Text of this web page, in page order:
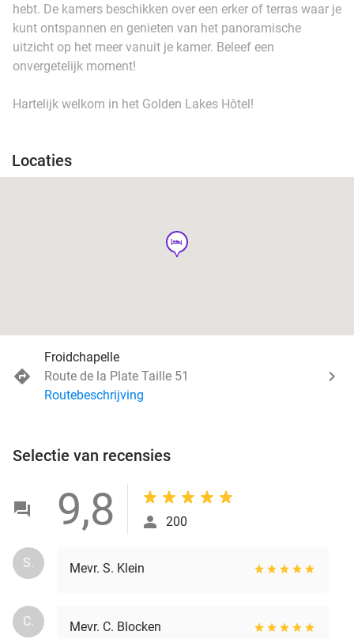
hebt. De kamers beschikken over een erker of terras waar je
kunt ontspannen en genieten van het panoramische
uitzicht op het meer vanuit je kamer. Beleef een
onvergetelijk moment!
Hartelijk welkom in het Golden Lakes Hôtel!
Locaties
hotel
Froidchapelle
Route de la Plate Taille 51
Routebeschrijving
Selectie van recensies
9,8 200
S. Mevr. S. Klein
C.
Mevr. C. Blocken